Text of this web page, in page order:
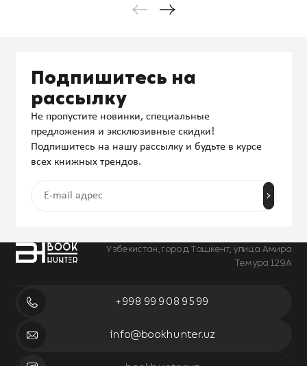
Узбекистан, город Ташкент, улица Амира
Темура 129А
+998 99 908 95 99
info@bookhunter.uz
Подпишитесь на
рассылку
Не пропустите новинки, специальные
предложения и эксклюзивные скидки!
Подпишитесь на нашу рассылку и будьте в курсе
всех книжных трендов.